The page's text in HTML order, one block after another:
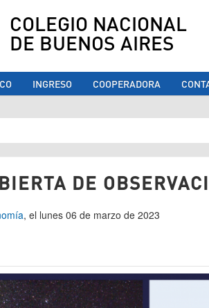
COLEGIO NACIONAL
DE BUENOS AIRES
INGRESO COOPERADORA
usted aquí
DE
, el lunes 06 de marzo de 2023